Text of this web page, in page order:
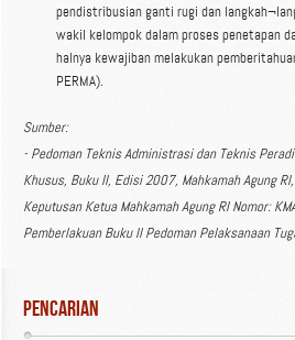
pendistribusian ganti rugi dan
wakil kelompok dalam proses penetapan
halnya kewajiban melakukan
PERMA).
Sumber:
- Pedoman Teknis Administrasi dan Teknis
Khusus, Buku II, Edisi 2007, Mahkamah Agung
Keputusan Ketua Mahkamah Agung RI Nomor:
Pemberlakuan Buku II Pedoman Pelaksanaan
Pencarian